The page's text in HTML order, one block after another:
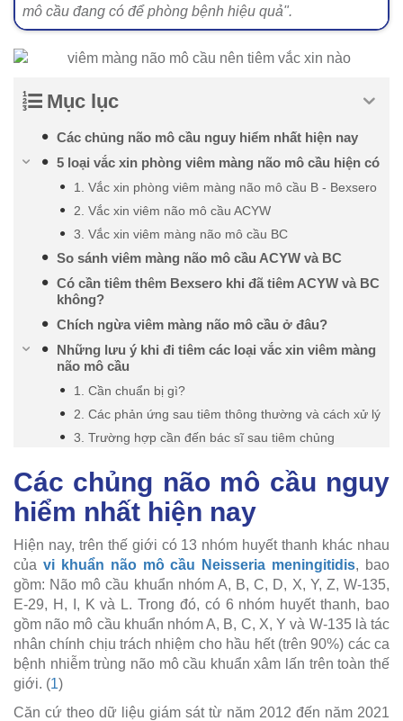
mô cầu đang có để phòng bệnh hiệu quả".
Mục lục
Các chủng não mô cầu nguy hiểm nhất hiện nay
5 loại vắc xin phòng viêm màng não mô cầu hiện có
1. Vắc xin phòng viêm màng não mô cầu B - Bexsero
2. Vắc xin viêm não mô cầu ACYW
3. Vắc xin viêm màng não mô cầu BC
So sánh viêm màng não mô cầu ACYW và BC
Có cần tiêm thêm Bexsero khi đã tiêm ACYW và BC
không?
Chích ngừa viêm màng não mô cầu ở đâu?
Những lưu ý khi đi tiêm các loại vắc xin viêm màng
não mô cầu
1. Cần chuẩn bị gì?
2. Các phản ứng sau tiêm thông thường và cách xử lý
3. Trường hợp cần đến bác sĩ sau tiêm chủng
Các chủng não mô cầu nguy
hiểm nhất hiện nay
Hiện nay, trên thế giới có 13 nhóm huyết thanh khác nhau
của vi khuẩn não mô cầu Neisseria meningitidis, bao
gồm: Não mô cầu khuẩn nhóm A, B, C, D, X, Y, Z, W-135,
E-29, H, I, K và L. Trong đó, có 6 nhóm huyết thanh, bao
gồm não mô cầu khuẩn nhóm A, B, C, X, Y và W-135 là tác
nhân chính chịu trách nhiệm cho hầu hết (trên 90%) các ca
bệnh nhiễm trùng não mô cầu khuẩn xâm lấn trên toàn thế
giới. (1)
Căn cứ theo dữ liệu giám sát từ năm 2012 đến năm 2021